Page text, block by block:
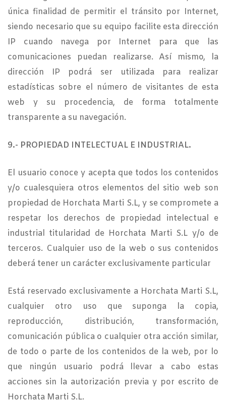
única finalidad de permitir el tránsito por Internet,
siendo necesario que su equipo facilite esta dirección
IP cuando navega por Internet para que las
comunicaciones puedan realizarse. Así mismo, la
dirección IP podrá ser utilizada para realizar
estadísticas sobre el número de visitantes de esta
web y su procedencia, de forma totalmente
transparente a su navegación.
9.- PROPIEDAD INTELECTUAL E INDUSTRIAL.
El usuario conoce y acepta que todos los contenidos
y/o cualesquiera otros elementos del sitio web son
propiedad de Horchata Marti S.L, y se compromete a
respetar los derechos de propiedad intelectual e
industrial titularidad de Horchata Marti S.L y/o de
terceros. Cualquier uso de la web o sus contenidos
deberá tener un carácter exclusivamente particular
Está reservado exclusivamente a Horchata Marti S.L,
cualquier otro uso que suponga la copia,
reproducción, distribución, transformación,
comunicación pública o cualquier otra acción similar,
de todo o parte de los contenidos de la web, por lo
que ningún usuario podrá llevar a cabo estas
acciones sin la autorización previa y por escrito de
Horchata Marti S.L.